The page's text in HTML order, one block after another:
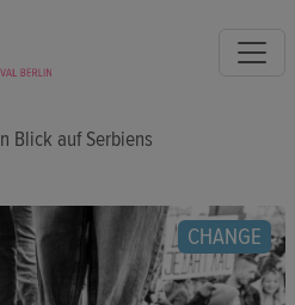
Blick auf Serbiens
CHANGE